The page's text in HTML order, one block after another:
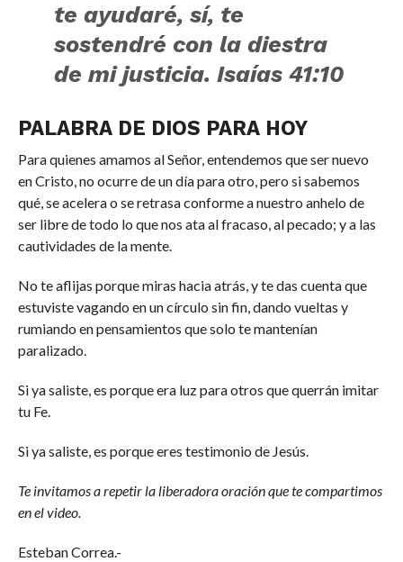
te ayudaré, sí, te
sostendré con la diestra
de mi justicia. Isaías 41:10
PALABRA DE DIOS PARA HOY
Para quienes amamos al Señor, entendemos que ser nuevo
en Cristo, no ocurre de un día para otro, pero si sabemos
qué, se acelera o se retrasa conforme a nuestro anhelo de
ser libre de todo lo que nos ata al fracaso, al pecado; y a las
cautividades de la mente.
No te aflijas porque miras hacia atrás, y te das cuenta que
estuviste vagando en un círculo sin fin, dando vueltas y
rumiando en pensamientos que solo te mantenían
paralizado.
Si ya saliste, es porque era luz para otros que querrán imitar
tu Fe.
Si ya saliste, es porque eres testimonio de Jesús.
Te invitamos a repetir la liberadora oración que te compartimos
en el video.
Esteban Correa.-